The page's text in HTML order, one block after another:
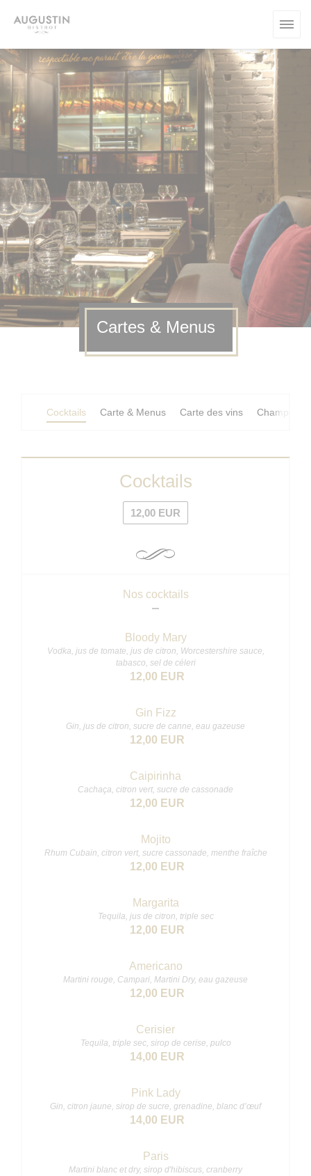
Cartes & Menus
Cocktails Carte & Menus Carte des vins
Cocktails
12,00 EUR
Nos cocktails
Bloody Mary
Vodka, jus de tomate, jus de citron, Worcestershire sauce,
tabasco, sel de céleri
12,00 EUR
Gin Fizz
Gin, jus de citron, sucre de canne, eau gazeuse
12,00 EUR
Caipirinha
Cachaça, citron vert, sucre de cassonade
12,00 EUR
Mojito
Rhum Cubain, citron vert, sucre cassonade, menthe fraîche
12,00 EUR
Margarita
Tequila, jus de citron, triple sec
12,00 EUR
Americano
Martini rouge, Campari, Martini Dry, eau gazeuse
12,00 EUR
Cerisier
Tequila, triple sec, sirop de cerise, pulco
14,00 EUR
Pink Lady
Gin, citron jaune, sirop de sucre, grenadine, blanc d’œuf
14,00 EUR
Paris
Martini blanc et dry, sirop d'hibiscus, cranberry